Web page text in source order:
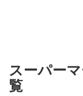
スーパー
覧